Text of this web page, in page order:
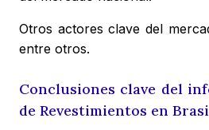
Otros actores clave del
entre otros.
Conclusiones clave del
de Revestimientos en